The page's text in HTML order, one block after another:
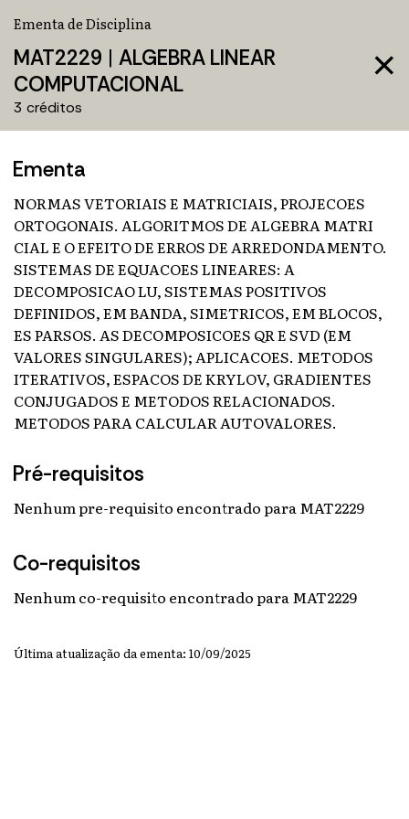
close
Ementa de Disciplina
MAT2229 | ALGEBRA LINEAR
COMPUTACIONAL
3 créditos
Ementa
NORMAS VETORIAIS E MATRICIAIS, PROJECOES
ORTOGONAIS. ALGORITMOS DE ALGEBRA MATRI
CIAL E O EFEITO DE ERROS DE ARREDONDAMENTO.
SISTEMAS DE EQUACOES LINEARES: A
DECOMPOSICAO LU, SISTEMAS POSITIVOS
DEFINIDOS, EM BANDA, SIMETRICOS, EM BLOCOS,
ES PARSOS. AS DECOMPOSICOES QR E SVD (EM
VALORES SINGULARES); APLICACOES. METODOS
ITERATIVOS, ESPACOS DE KRYLOV, GRADIENTES
CONJUGADOS E METODOS RELACIONADOS.
METODOS PARA CALCULAR AUTOVALORES.
Pré-requisitos
Nenhum pre-requisito encontrado para MAT2229
Co-requisitos
Nenhum co-requisito encontrado para MAT2229
Última atualização da ementa: 10/09/2025